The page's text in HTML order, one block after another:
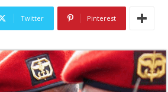
Twitter Pinterest